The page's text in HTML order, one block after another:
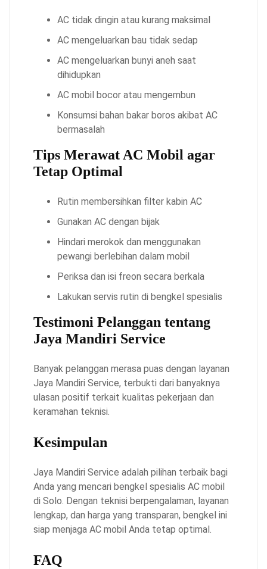
AC tidak dingin atau kurang maksimal
AC mengeluarkan bau tidak sedap
AC mengeluarkan bunyi aneh saat
dihidupkan
AC mobil bocor atau mengembun
Konsumsi bahan bakar boros akibat AC
bermasalah
Tips Merawat AC Mobil agar
Tetap Optimal
Rutin membersihkan filter kabin AC
Gunakan AC dengan bijak
Hindari merokok dan menggunakan
pewangi berlebihan dalam mobil
Periksa dan isi freon secara berkala
Lakukan servis rutin di bengkel spesialis
Testimoni Pelanggan tentang
Jaya Mandiri Service
Banyak pelanggan merasa puas dengan layanan
Jaya Mandiri Service, terbukti dari banyaknya
ulasan positif terkait kualitas pekerjaan dan
keramahan teknisi.
Kesimpulan
Jaya Mandiri Service adalah pilihan terbaik bagi
Anda yang mencari bengkel spesialis AC mobil
di Solo. Dengan teknisi berpengalaman, layanan
lengkap, dan harga yang transparan, bengkel ini
siap menjaga AC mobil Anda tetap optimal.
FAQ